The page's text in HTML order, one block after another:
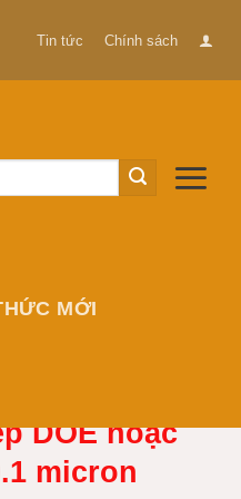
Tin tức Chính sách
MỚI
DOE hoặc
micron